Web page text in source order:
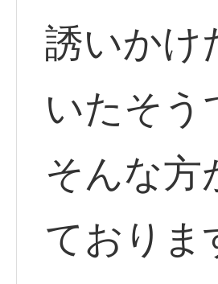
誘いかけ
いたそう
そんな方
ておりま